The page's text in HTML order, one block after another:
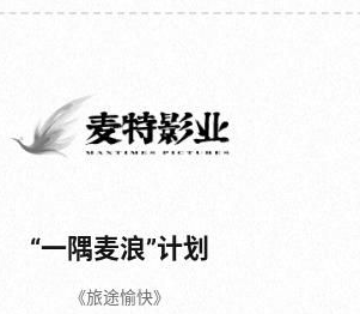
“一隅麦浪”计划
《旅途愉快》